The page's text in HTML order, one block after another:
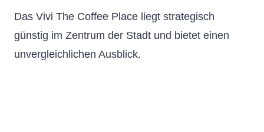
Das Vivi The Coffee Place liegt strategisch
günstig im Zentrum der Stadt und bietet einen
unvergleichlichen Ausblick.